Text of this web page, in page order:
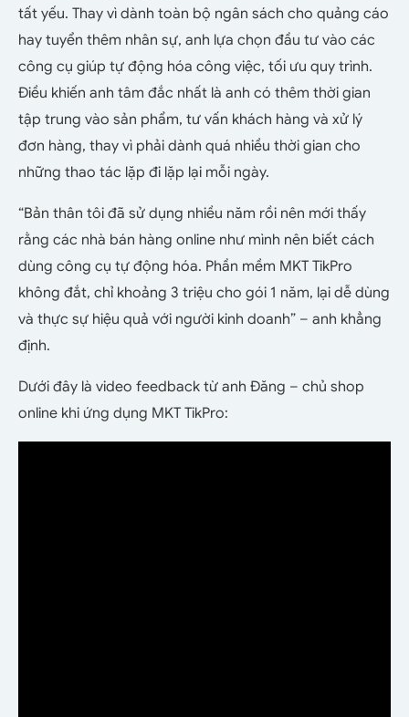
tất yếu. Thay vì dành toàn bộ ngân sách cho quảng cáo
hay tuyển thêm nhân sự, anh lựa chọn đầu tư vào các
công cụ giúp tự động hóa công việc, tối ưu quy trình.
Điều khiến anh tâm đắc nhất là anh có thêm thời gian
tập trung vào sản phẩm, tư vấn khách hàng và xử lý
đơn hàng, thay vì phải dành quá nhiều thời gian cho
những thao tác lặp đi lặp lại mỗi ngày.
“Bản thân tôi đã sử dụng nhiều năm rồi nên mới thấy
rằng các nhà bán hàng online như mình nên biết cách
dùng công cụ tự động hóa. Phần mềm MKT TikPro
không đắt, chỉ khoảng 3 triệu cho gói 1 năm, lại dễ dùng
và thực sự hiệu quả với người kinh doanh” – anh khẳng
định.
Dưới đây là video feedback từ anh Đăng – chủ shop
online khi ứng dụng MKT TikPro: